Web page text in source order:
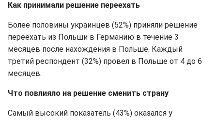
Как принимали решение переехать
Более половины украинцев (52%) приняли решение
переехать из Польши в Германию в течение 3
месяцев после нахождения в Польше. Каждый
третий респондент (32%) провел в Польше от 4 до 6
месяцев.
Что повлияло на решение сменить страну
Самый высокий показатель (43%) оказался у